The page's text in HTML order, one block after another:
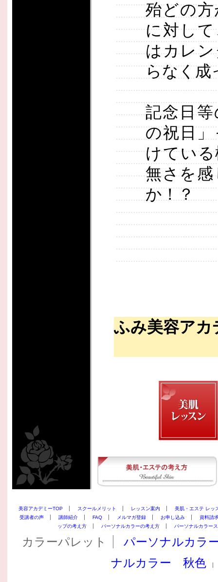
殆どの
に対し
はカレ
らなく成
記念日
の祝日
けてい
無さを
か！？
ふみ美容アカ
美容アカデミーTOP スクールメリット レッスン案内
美肌・エステ レッ
受講者の声
講師紹介 FAQ メルマガ登録 お申し込み
資料請
ップの考え方
パーソナルカラーの考え方 パーソナルカラー
カラーパレット
パーソナルカラ
ナルカラー 秋色